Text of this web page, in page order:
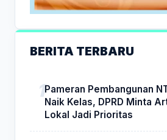
BERITA TERBARU
Pameran Pembangunan
Naik Kelas, DPRD Minta
Lokal Jadi Prioritas